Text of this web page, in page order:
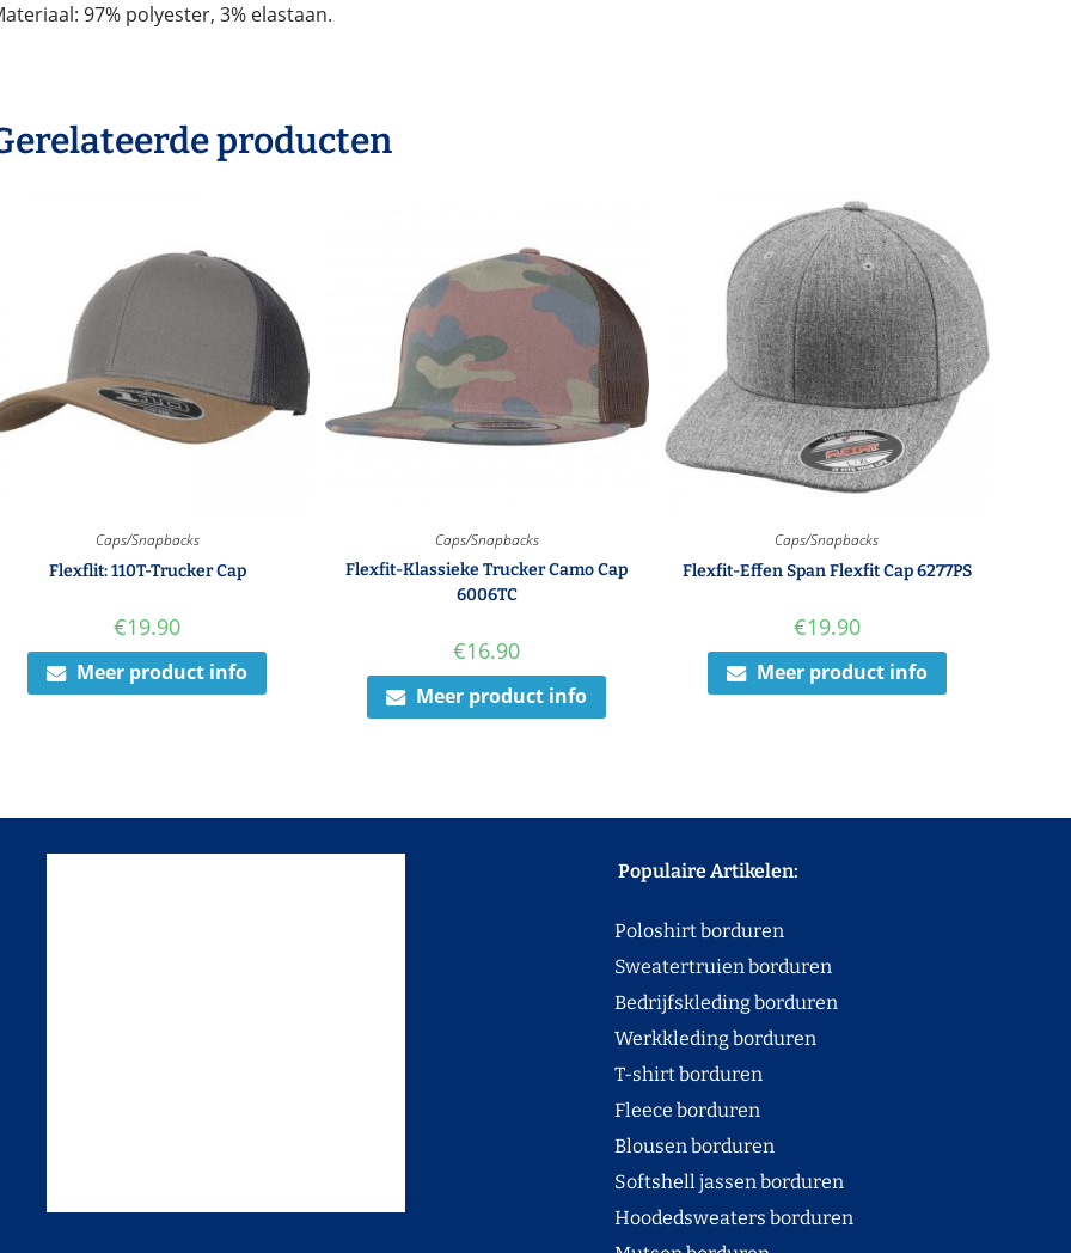
97% polyester, 3% elastaan.
producten
Caps/Snapbacks
Flexflit: 110T-Trucker Cap
€19.90
Meer product info
Caps/Snapbacks
Flexfit-Klassieke Trucker Camo Cap
6006TC
€16.90
Meer product info
Caps/Snapbacks
Flexfit-Effen Span Flexfit Cap 6277PS
€19.90
Meer product info
Populaire Artikelen:
Poloshirt borduren
Sweatertruien borduren
Bedrijfskleding borduren
Werkkleding borduren
T-shirt borduren
Fleece borduren
Blousen borduren
Softshell jassen borduren
Hoodedsweaters borduren